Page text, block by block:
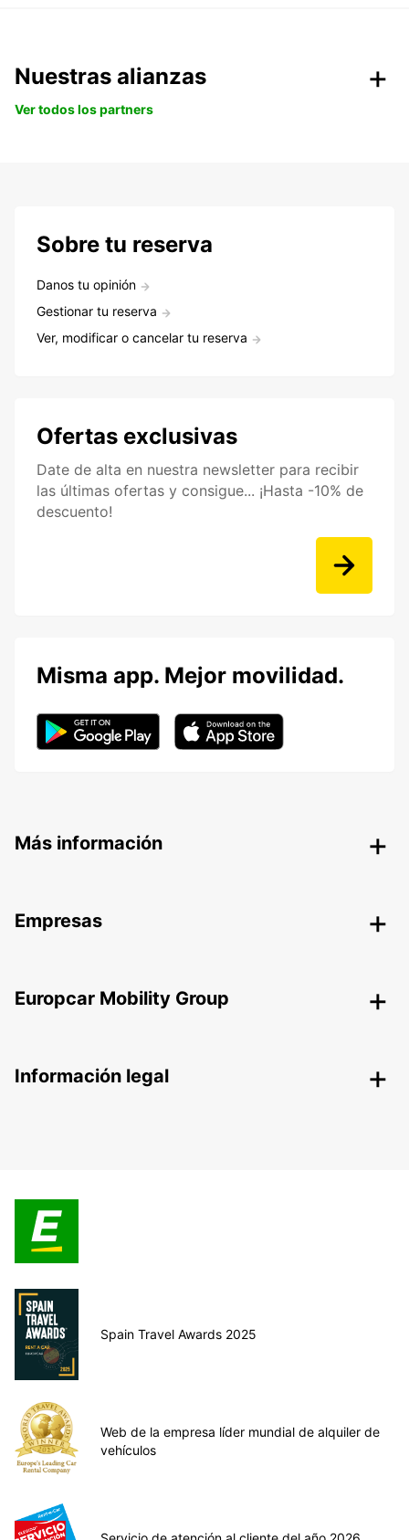
Nuestras alianzas
Ver todos los partners
Sobre tu reserva
Danos tu opinión
Gestionar tu reserva
Ver, modificar o cancelar tu reserva
Ofertas exclusivas
Date de alta en nuestra newsletter para recibir
las últimas ofertas y consigue... ¡Hasta -10% de
descuento!
Misma app. Mejor movilidad.
Más información
Empresas
Europcar Mobility Group
Información legal
Spain Travel Awards 2025
Web de la empresa líder mundial de alquiler de
vehículos